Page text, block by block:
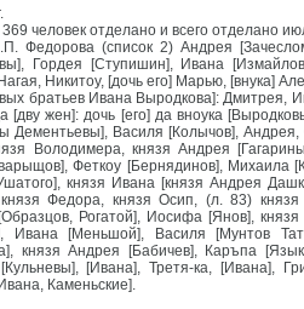
человек отделано и всего отделано
Федорова (список 2) Андрея
Гордея [Ступишин], Ивана
Никитоу, [дочь его] Марью, [внука]
братьев Ивана Выродкова]: Дмитрея,
[дву жен]: дочь [его] да вноука
Дементьевы], Василя [Колычов],
Володимера, князя Андрея
Феткоу [Бернядинов], Михаила
князя Ивана [князя Андрея
Федора, князя Осип, (л. 83) князя
Рогатой], Иосифа [Янов],
Ивана [Меньшой], Василя [Мунтов
князя Андрея [Бабичев], Каръпа
[Кульневы], [Ивана], Третя-ка, [Ивана],
Каменьские].